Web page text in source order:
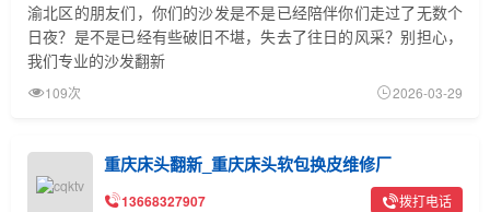
渝北区的朋友们，你们的沙发是不是已经陪伴你们走过了无数个
日夜？是不是已经有些破旧不堪，失去了往日的风采？别担心，
我们专业的沙发翻新
109次 2026-03-29
重庆床头翻新_重庆床头软包换皮维修厂
13668327907 拨打电话